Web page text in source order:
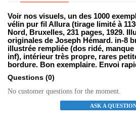
Voir nos visuels, un des 1000
vélin pur fil Allura (tirage limité à
Nord, Bruxelles, 231 pages, 1929.
originales de Joseph Hémard. in-8
illustrée rempliée (dos ridé,
inf), intérieur très propre, rares
bordure. Bon exemplaire. Envoi
Questions (0)
No customer questions for the moment.
ASK A